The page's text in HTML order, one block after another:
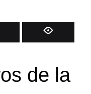
producto
múltiples
de la